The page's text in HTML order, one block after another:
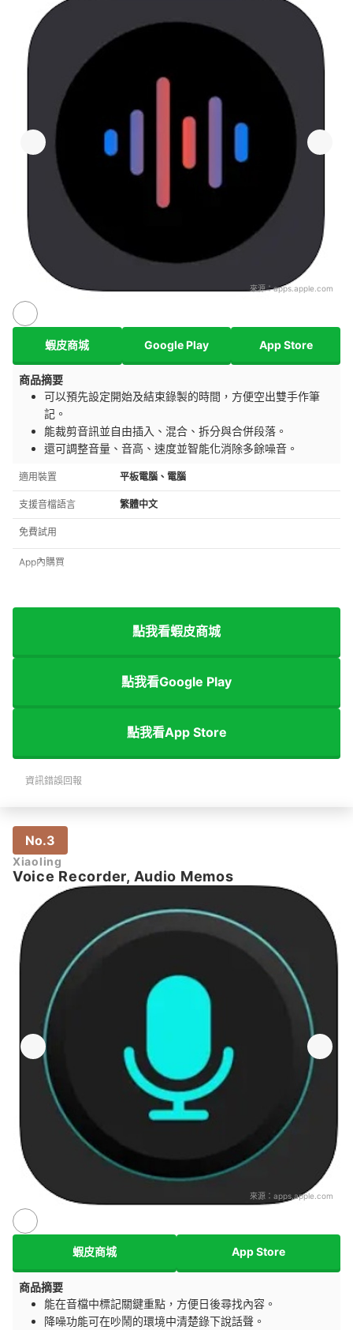
來源：apps.apple.com
蝦皮商城 Google Play App Store
商品摘要
可以預先設定開始及結束錄製的時間，方便空出雙手作筆
記。
能裁剪音訊並自由插入、混合、拆分與合併段落。
還可調整音量、音高、速度並智能化消除多餘噪音。
適用裝置 平板電腦、電腦
支援音檔語言 繁體中文
免費試用
App內購買
點我看蝦皮商城
點我看Google Play
點我看App Store
資訊錯誤回報
No.3
Xiaoling
Voice Recorder, Audio Memos
來源： apps.apple.com
蝦皮商城 App Store
商品摘要
能在音檔中標記關鍵重點，方便日後尋找內容。
降噪功能可在吵鬧的環境中清楚錄下說話聲。